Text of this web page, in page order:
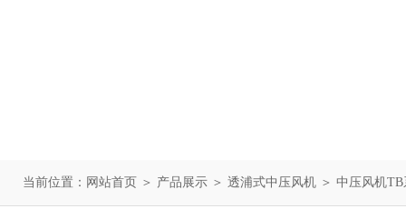
当前位置： 网站首页 ＞ 产品展示 ＞ 透浦式中压风机 ＞ 中压风机TB